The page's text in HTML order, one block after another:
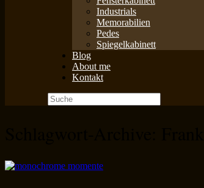
Industrials
Memorabilien
Pedes
Spiegelkabinett
Blog
About me
Kontakt
Suche
nach: